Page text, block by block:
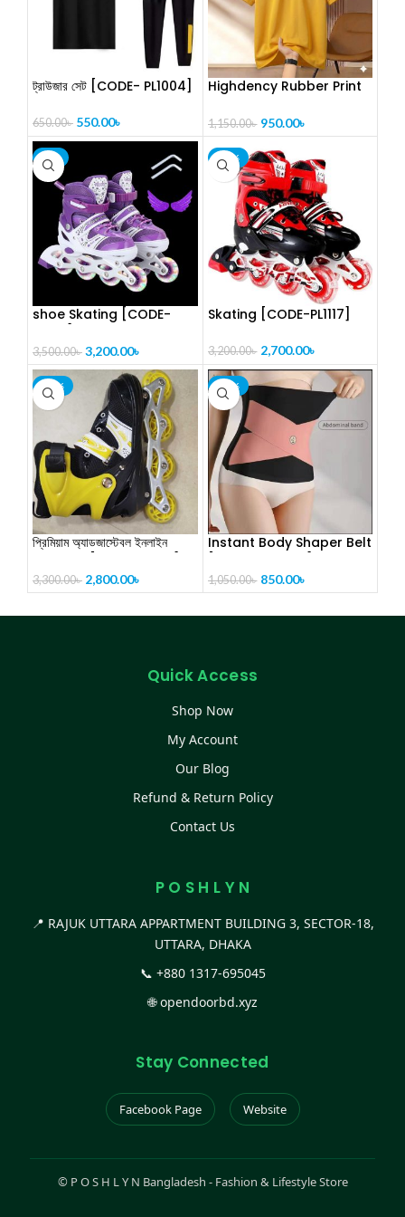
ট্রাউজার সেট [CODE- PL1004]
650.00৳ 550.00৳
Highdency Rubber Print
[CODE-PL1013]
1,150.00৳ 950.00৳
-9%
shoe Skating [CODE-
3,500.00৳ 3,200.00৳
-16%
Skating [CODE-PL1117]
3,200.00৳ 2,700.00৳
-15%
প্রিমিয়াম অ্যাডজাস্টেবল ইনলাইন
3,300.00৳ 2,800.00৳
-19%
Instant Body Shaper Belt
1,050.00৳ 850.00৳
Quick Access
Shop Now
My Account
Our Blog
Refund & Return Policy
Contact Us
P O S H L Y N
📍 RAJUK UTTARA APPARTMENT BUILDING 3, SECTOR-18,
UTTARA, DHAKA
📞 +880 1317-695045
🌐opendoorbd.xyz
Stay Connected
Facebook Page Website
© P O S H L Y N Bangladesh - Fashion & Lifestyle Store